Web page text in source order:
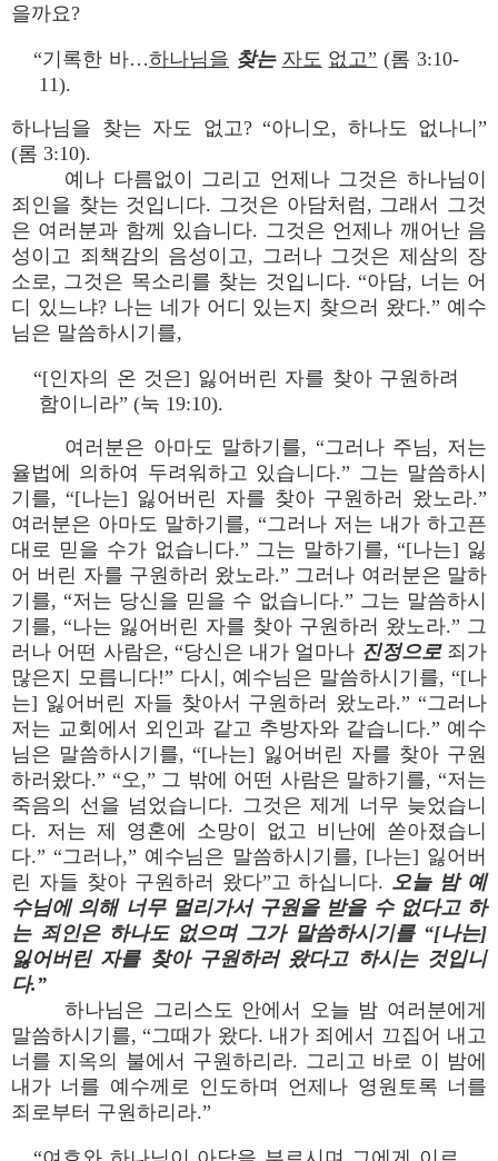
을까요?
“기록한 바…하나님을 찾는 자도 없고” (롬 3:10-
11).
하나님을 찾는 자도 없고? “아니오, 하나도 없나니”
(롬 3:10).
예나 다름없이 그리고 언제나 그것은 하나님이
죄인을 찾는 것입니다. 그것은 아담처럼, 그래서 그것
은 여러분과 함께 있습니다. 그것은 언제나 깨어난 음
성이고 죄책감의 음성이고, 그러나 그것은 제삼의 장
소로, 그것은 목소리를 찾는 것입니다. “아담, 너는 어
디 있느냐? 나는 네가 어디 있는지 찾으러 왔다.” 예수
님은 말씀하시기를,
“[인자의 온 것은] 잃어버린 자를 찾아 구원하려
함이니라” (눅 19:10).
여러분은 아마도 말하기를, “그러나 주님, 저는
율법에 의하여 두려워하고 있습니다.” 그는 말씀하시
기를, “[나는] 잃어버린 자를 찾아 구원하러 왔노라.”
여러분은 아마도 말하기를, “그러나 저는 내가 하고픈
대로 믿을 수가 없습니다.” 그는 말하기를, “[나는] 잃
어 버린 자를 구원하러 왔노라.” 그러나 여러분은 말하
기를, “저는 당신을 믿을 수 없습니다.” 그는 말씀하시
기를, “나는 잃어버린 자를 찾아 구원하러 왔노라.” 그
러나 어떤 사람은, “당신은 내가 얼마나 진정으로죄가
많은지 모릅니다!” 다시, 예수님은 말씀하시기를, “[나
는] 잃어버린 자들 찾아서 구원하러 왔노라.” “그러나
저는 교회에서 외인과 같고 추방자와 같습니다.” 예수
님은 말씀하시기를, “[나는] 잃어버린 자를 찾아 구원
하러왔다.” “오,” 그 밖에 어떤 사람은 말하기를, “저는
죽음의 선을 넘었습니다. 그것은 제게 너무 늦었습니
다. 저는 제 영혼에 소망이 없고 비난에 쏟아졌습니
다.” “그러나,” 예수님은 말씀하시기를, [나는] 잃어버
린 자들 찾아 구원하러 왔다”고 하십니다. 오늘 밤 예
수님에 의해 너무 멀리가서 구원을 받을 수 없다고 하
는 죄인은 하나도 없으며 그가 말씀하시기를 “[나는]
잃어버린 자를 찾아 구원하러 왔다고 하시는 것입니
다.”
하나님은 그리스도 안에서 오늘 밤 여러분에게
말씀하시기를, “그때가 왔다. 내가 죄에서 끄집어 내고
너를 지옥의 불에서 구원하리라. 그리고 바로 이 밤에
내가 너를 예수께로 인도하며 언제나 영원토록 너를
죄로부터 구원하리라.”